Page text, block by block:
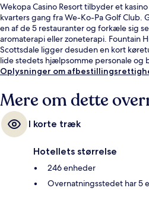
Wekopa Casino Resort tilbyder et
kvarters gang fra We-Ko-Pa Golf Club.
en af de 5 restauranter og forkæle sig
aromaterapi eller zoneterapi. Fountain
Scottsdale ligger desuden en kort
lide stedets hjælpsomme personale og
Oplysninger om
Mere om dette
I korte træk
Hotellets størrelse
246 enheder
Overnatningsstedet har 5